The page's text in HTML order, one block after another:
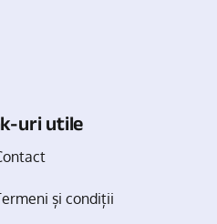
uri utile
și condiții